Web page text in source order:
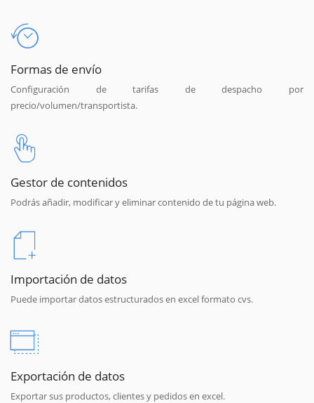
Formas de envío
Configuración de tarifas de despacho por
precio/volumen/transportista.
Gestor de contenidos
Podrás añadir, modificar y eliminar contenido de tu página web.
Importación de datos
Puede importar datos estructurados en excel formato cvs.
Exportación de datos
Exportar sus productos, clientes y pedidos en excel.